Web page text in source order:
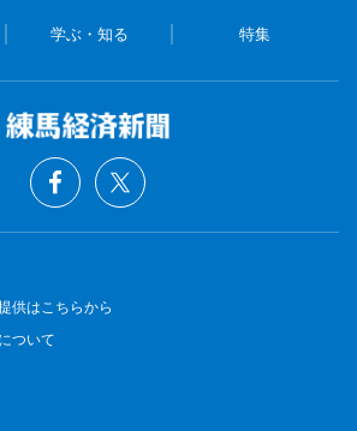
学ぶ・知る 特集
供はこちらから
ついて